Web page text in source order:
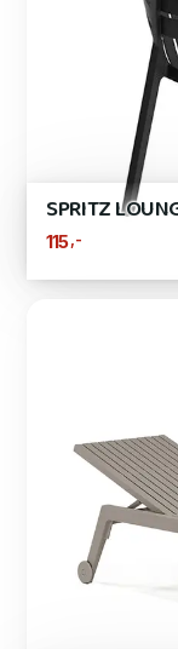
SPRITZ
115,-